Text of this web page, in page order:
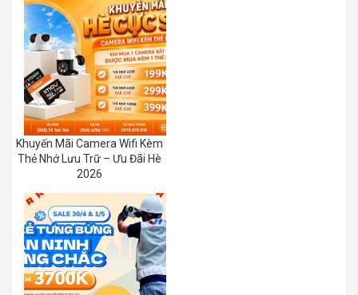
Khuyến Mãi Camera Wifi Kèm
Thẻ Nhớ Lưu Trữ – Ưu Đãi Hè
2026